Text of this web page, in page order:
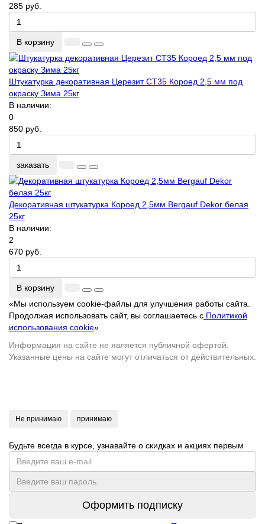
285 руб.
В корзину
Штукатурка декоративная Церезит CT35 Короед 2,5 мм под
окраску Зима 25кг
В наличии:
0
850 руб.
заказать
Декоративная штукатурка Короед 2,5мм Bergauf Dekor белая
25кг
В наличии:
2
670 руб.
В корзину
«Мы используем cookie-файлы для улучшения работы сайта.
Продолжая использовать сайт, вы соглашаетесь с Политикой
использования cookie»
Информация на сайте не является публичной офертой.
Указанные цены на сайте могут отличаться от действительных.
Не принимаю принимаю
Будьте всегда в курсе, узнавайте о скидках и акциях первым
Оформить подписку